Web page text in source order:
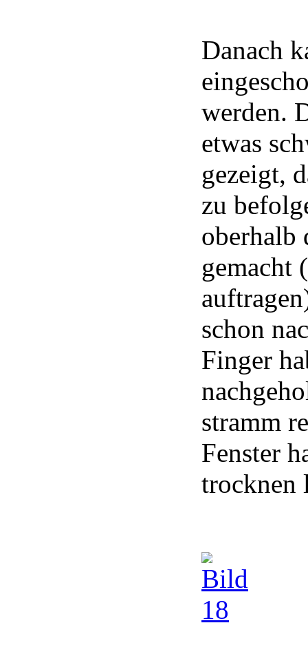
Danach
werden.
etwas
gezeigt,
zu
oberhalb
gemacht
schon
Finger
stramm
Fenster
trocknen